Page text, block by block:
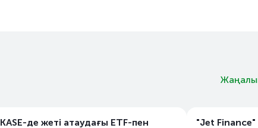
KASE-де жеті атаудағы ETF-пен
"Jet